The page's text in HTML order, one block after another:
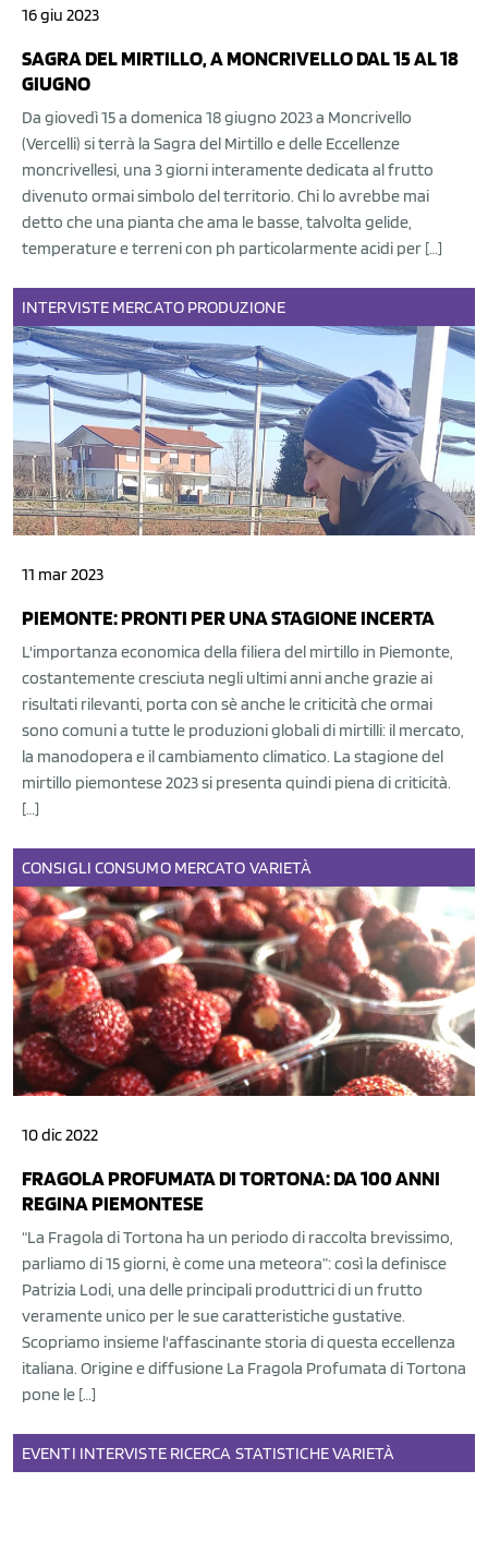
16 giu 2023
SAGRA DEL MIRTILLO, A MONCRIVELLO DAL 15 AL 18
GIUGNO
Da giovedì 15 a domenica 18 giugno 2023 a Moncrivello
(Vercelli) si terrà la Sagra del Mirtillo e delle Eccellenze
moncrivellesi, una 3 giorni interamente dedicata al frutto
divenuto ormai simbolo del territorio. Chi lo avrebbe mai
detto che una pianta che ama le basse, talvolta gelide,
temperature e terreni con ph particolarmente acidi per […]
INTERVISTE MERCATO PRODUZIONE
11 mar 2023
PIEMONTE: PRONTI PER UNA STAGIONE INCERTA
L'importanza economica della filiera del mirtillo in Piemonte,
costantemente cresciuta negli ultimi anni anche grazie ai
risultati rilevanti, porta con sè anche le criticità che ormai
sono comuni a tutte le produzioni globali di mirtilli: il mercato,
la manodopera e il cambiamento climatico. La stagione del
mirtillo piemontese 2023 si presenta quindi piena di criticità.
[…]
CONSIGLI CONSUMO MERCATO VARIETÀ
10 dic 2022
FRAGOLA PROFUMATA DI TORTONA: DA 100 ANNI
REGINA PIEMONTESE
“La Fragola di Tortona ha un periodo di raccolta brevissimo,
parliamo di 15 giorni, è come una meteora”: così la definisce
Patrizia Lodi, una delle principali produttrici di un frutto
veramente unico per le sue caratteristiche gustative.
Scopriamo insieme l'affascinante storia di questa eccellenza
italiana. Origine e diffusione La Fragola Profumata di Tortona
pone le […]
EVENTI INTERVISTE RICERCA STATISTICHEVARIETÀ